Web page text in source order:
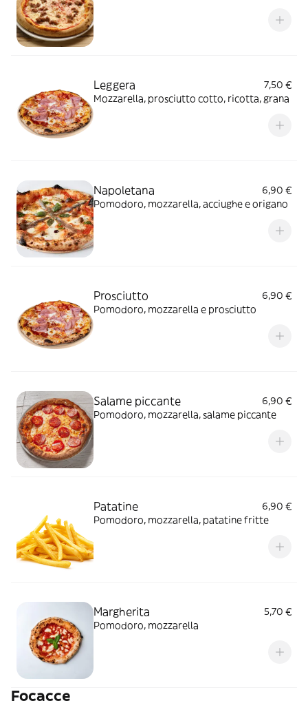
Leggera
7,50 €
Mozzarella, prosciutto cotto, ricotta, grana
Napoletana
6,90 €
Pomodoro, mozzarella, acciughe e origano
Prosciutto
6,90 €
Pomodoro, mozzarella e prosciutto
Salame piccante
6,90 €
Pomodoro, mozzarella, salame piccante
Patatine
6,90 €
Pomodoro, mozzarella, patatine fritte
Margherita
5,70 €
Pomodoro, mozzarella
Focacce